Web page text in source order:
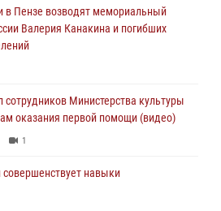
праздничных мероприятий в
в Пензе возводят мемориальный
Валерия Канакина и погибших
сотрудников Министерства культуры
оказания первой помощи (видео)
1
навыки